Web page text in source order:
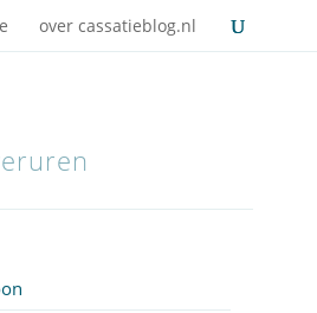
over cassatieblog.nl